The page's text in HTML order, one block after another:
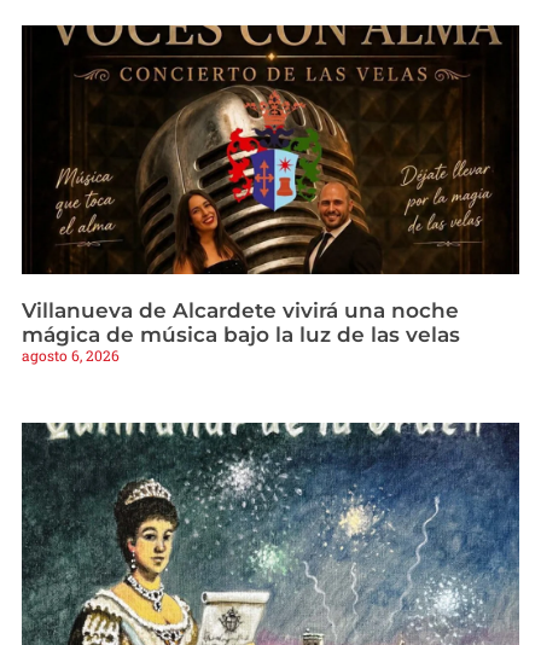
Villanueva de Alcardete vivirá una noche
mágica de música bajo la luz de las velas
agosto 6, 2026